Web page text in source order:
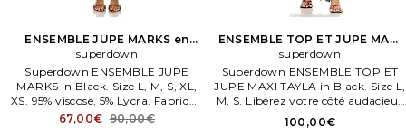
ENSEMBLE JUPE MARKS en
Noir
superdown
Superdown ENSEMBLE JUPE
MARKS in Black. Size L, M, S, XL,
XS. 95% viscose, 5% Lycra. Fabriqué
en Chine. Hand wash. Non doublé.
67,00€ 90,00€
ENSEMBLE TOP ET JUPE MAXI
TAYLA en Noir
superdown
Superdown ENSEMBLE TOP ET
JUPE MAXI TAYLA in Black. Size L,
M, S. Libérez votre côté audacieux
avec l'ensemble jupe maxi Tayla
en classic Black de superdown. Cet
100,00€